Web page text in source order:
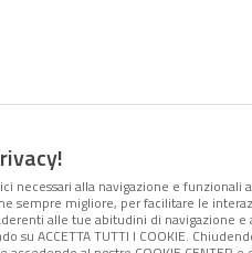
necessari alla navigazione e funzionali
sempre migliore, per facilitare le
alle tue abitudini di navigazione e
su ACCETTA TUTTI I COOKIE.